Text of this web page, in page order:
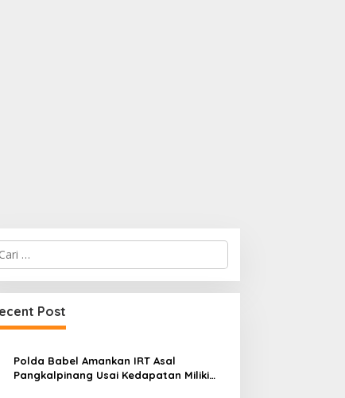
Post
Polda Babel Amankan IRT Asal
Pangkalpinang Usai Kedapatan Miliki